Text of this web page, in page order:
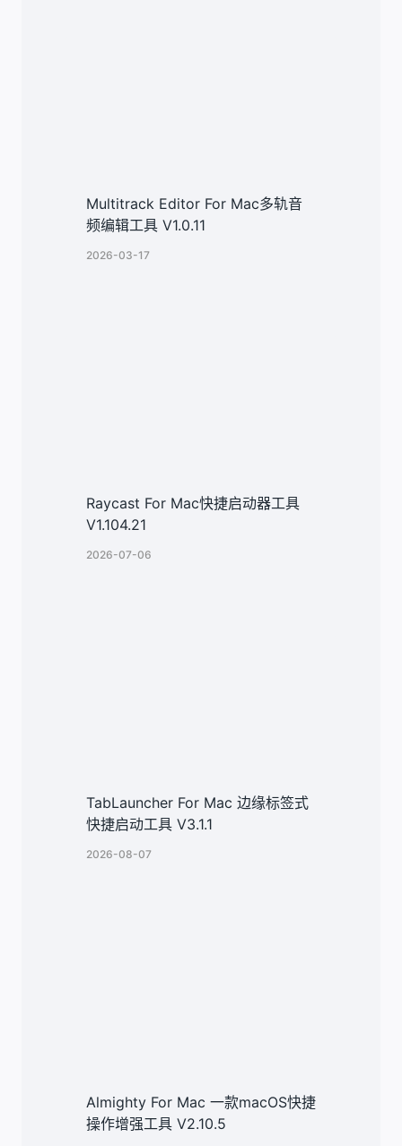
Multitrack Editor For Mac多轨音
频编辑工具 V1.0.11
2026-03-17
Raycast For Mac快捷启动器工具
V1.104.21
2026-07-06
TabLauncher For Mac 边缘标签式
快捷启动工具 V3.1.1
2026-08-07
Almighty For Mac 一款macOS快捷
操作增强工具 V2.10.5